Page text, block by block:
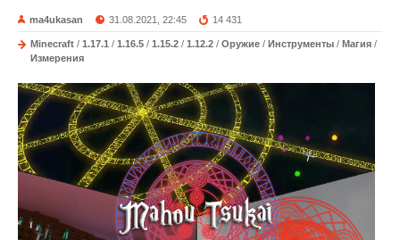
ma4ukasan 31.08.2021, 22:45 14 431
Minecraft / 1.17.1 / 1.16.5 / 1.15.2 / 1.12.2 / Оружие / Инструменты / Магия /
Измерения